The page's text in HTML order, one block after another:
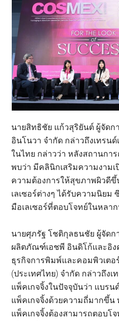
นายสิทธิชัย แก้วสุริยันต์ ผู้จัดก
อินโนวา จำกัด กล่าวถึงเทรน
ในไทย กล่าวว่า หลังสถานกา
พบว่า มีคลินิกเสริมความงามเ
ความต้องการให้สุขภาพผิวดี
เลเซอร์ต่างๆ ได้รับความนิยม
มือเลเซอร์ที่ตอบโจทย์ในหลา
นายศุภรัฐ โชติกุลธนชัย ผู้จัดก
ผลิตภัณฑ์เอชพี อินดิโก้และอิง
ธุรกิจการพิมพ์และคอมพิวเตอ
(ประเทศไทย) จำกัด กล่าวถึง
แพ็คเกจจิ้งในปัจจุบันว่า แบร
แพ็คเกจจิ้งด้วยความถี่มากขึ้น
แพ็คเกจจิ้งต้องสามารถตอบโ